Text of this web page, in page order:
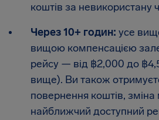
коштів за невикористану
Через 10+ годин: усе
вищою компенсацією
рейсу — від ฿2,000 до ฿
вище). Ви також
повернення коштів,
найближчий доступний